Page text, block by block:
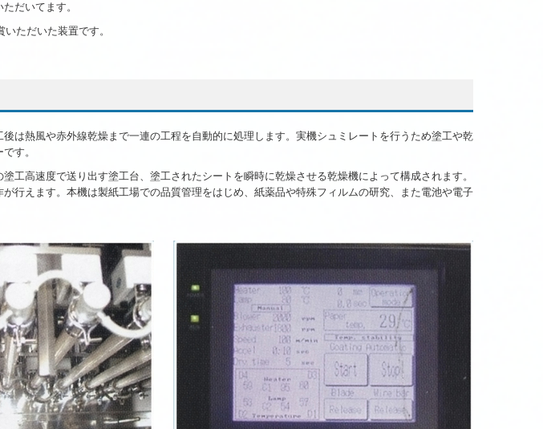
だいてます。
ただいた装置です。
は熱風や赤外線乾燥まで一連の工程を自動的に処理します。実機シュミレートを行うため塗工や乾
す。
高速度で送り出す塗工台、塗工されたシートを瞬時に乾燥させる乾燥機によって構成されます。
行えます。本機は製紙工場での品質管理をはじめ、紙薬品や特殊フィルムの研究、また電池や電子